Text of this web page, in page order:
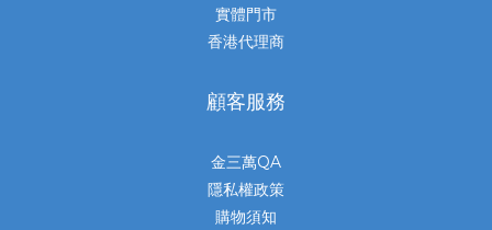
實體門市
香港代理商
顧客服務
金三萬QA
隱私權政策
購物須知